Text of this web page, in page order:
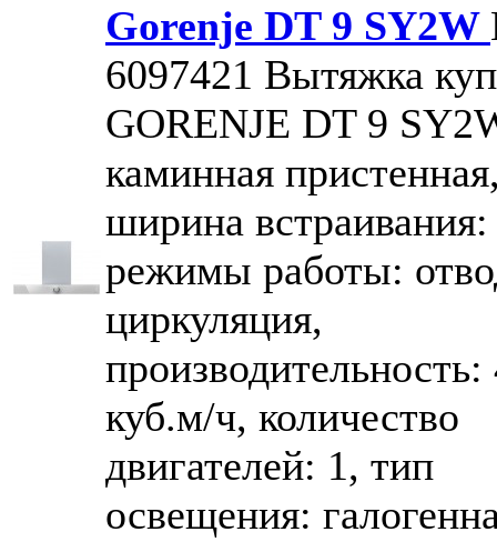
Gorenje DT 9 SY2W
6097421 Вытяжка
GORENJE DT 9
каминная
ширина
режимы работы:
циркуляция,
производительность:
куб.м/ч, количество
двигателей: 1, тип
освещения: